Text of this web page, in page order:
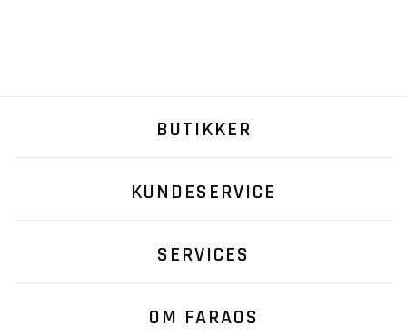
BUTIKKER
KUNDESERVICE
SERVICES
OM FARAOS